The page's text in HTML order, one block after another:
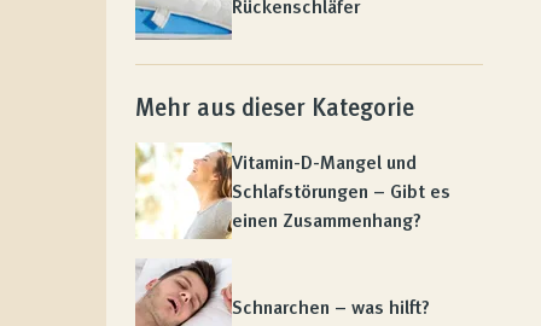
Rückenschläfer
Mehr aus dieser Kategorie
Vitamin-D-Mangel und
Schlafstörungen – Gibt es
einen Zusammenhang?
Schnarchen – was hilft?